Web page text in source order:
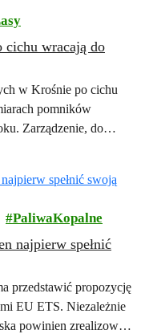
cichu wracają do
w Krośnie po cichu
pomników
Zarządzenie, do
przewiduje szeroki…
PaliwaKopalne
najpierw spełnić
przedstawić propozycję
EU ETS. Niezależnie
powinien zrealizować